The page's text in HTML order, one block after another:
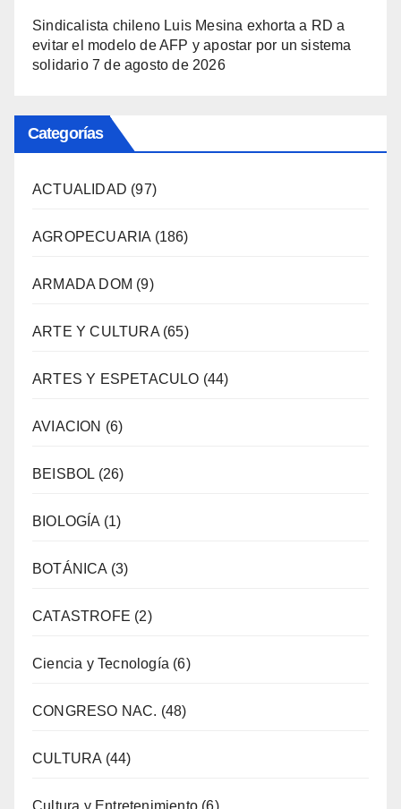
Sindicalista chileno Luis Mesina exhorta a RD a
evitar el modelo de AFP y apostar por un sistema
solidario 7 de agosto de 2026
Categorías
ACTUALIDAD (97)
AGROPECUARIA (186)
ARMADA DOM (9)
ARTE Y CULTURA(65)
ARTES Y ESPETACULO (44)
AVIACION (6)
BEISBOL (26)
BIOLOGÍA (1)
BOTÁNICA (3)
CATASTROFE (2)
Ciencia y Tecnología (6)
CONGRESO NAC. (48)
CULTURA (44)
Cultura y Entretenimiento (6)